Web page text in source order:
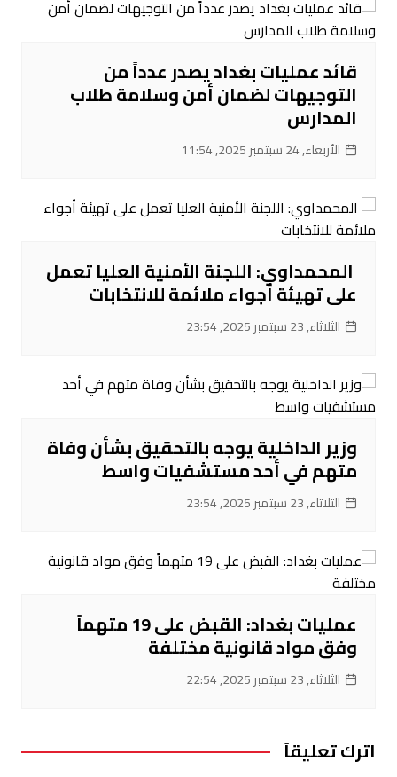
قائد عمليات بغداد يصدر عدداً من
التوجيهات لضمان أمن وسلامة طلاب
المدارس
الأربعاء, 24 سبتمبر 2025, 11:54
‌ المحمداوي: اللجنة الأمنية العليا تعمل
على تهيئة أجواء ملائمة للانتخابات
الثلاثاء, 23 سبتمبر 2025, 23:54
‌وزير الداخلية يوجه بالتحقيق بشأن وفاة
متهم في أحد مستشفيات واسط
الثلاثاء, 23 سبتمبر 2025, 23:54
عمليات بغداد: القبض على 19 متهماً
وفق مواد قانونية مختلفة
الثلاثاء, 23 سبتمبر 2025, 22:54
اترك تعليقاً